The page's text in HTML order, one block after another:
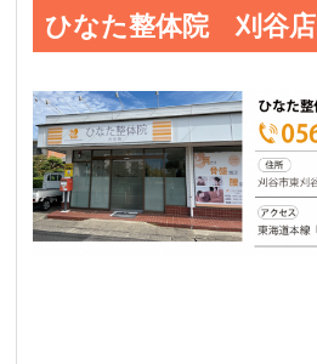
ひなた整体院 刈谷店